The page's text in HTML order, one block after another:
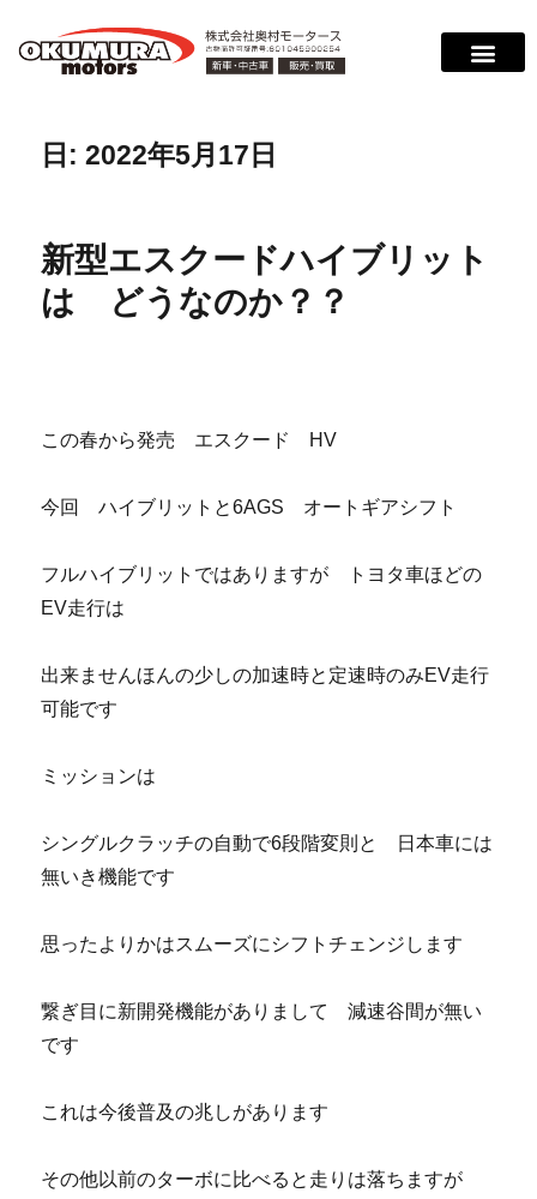
日:2022年5月17日
新型エスクードハイブリット
は どうなのか？？
この春から発売 エスクード HV
今回 ハイブリットと6AGS オートギアシフト
フルハイブリットではありますが トヨタ車ほどの
EV走行は
出来ませんほんの少しの加速時と定速時のみEV走行
可能です
ミッションは
シングルクラッチの自動で6段階変則と 日本車には
無いき機能です
思ったよりかはスムーズにシフトチェンジします
繋ぎ目に新開発機能がありまして 減速谷間が無い
です
これは今後普及の兆しがあります
その他以前のターボに比べると走りは落ちますが